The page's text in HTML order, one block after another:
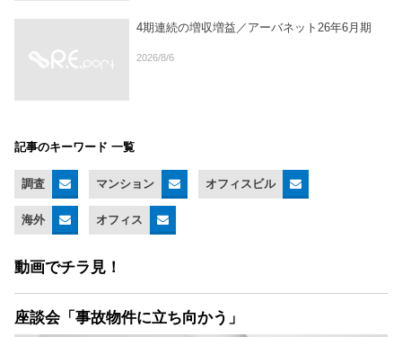
4期連続の増収増益／アーバネット26年6月期
2026/8/6
記事のキーワード 一覧
調査 マンション オフィスビル
海外 オフィス
動画でチラ見！
座談会「事故物件に立ち向かう」